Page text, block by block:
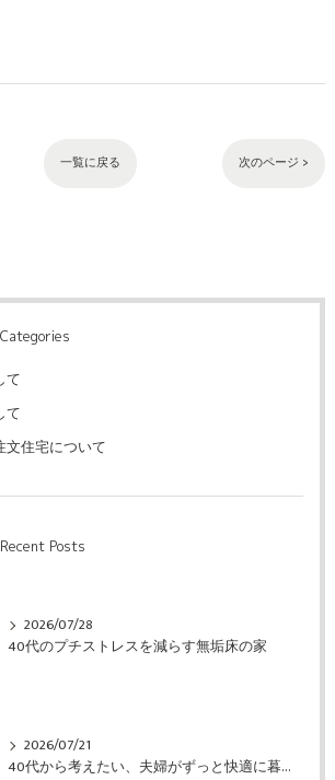
一覧に戻る 次のページ >
Categories
て
て
文住宅について
Recent Posts
2026/07/28
40代のプチストレスを減らす無垢床の家
2026/07/21
40代から考えたい、夫婦がずっと快適に暮らせる家